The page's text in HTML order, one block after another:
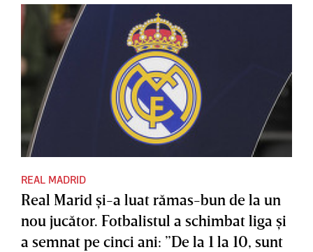
REAL MADRID
Real Marid şi-a luat rămas-bun de la un
nou jucător. Fotbalistul a schimbat liga şi
a semnat pe cinci ani: ”De la 1 la 10, sunt